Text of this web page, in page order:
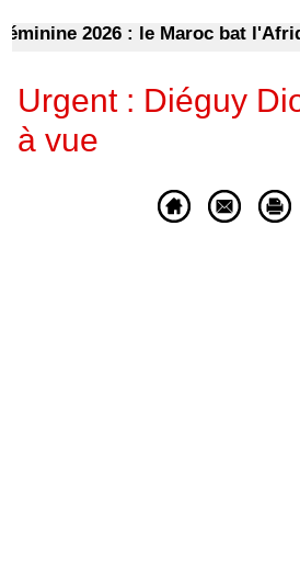
2026 : le Maroc bat
Urgent : Diéguy
à vue